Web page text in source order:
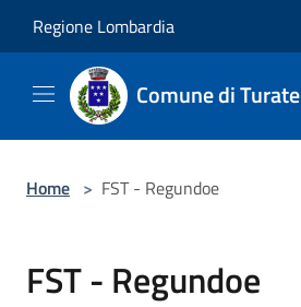
Regione Lombardia
Comune di Turate
Home > FST - Regundoe
FST - Regundoe